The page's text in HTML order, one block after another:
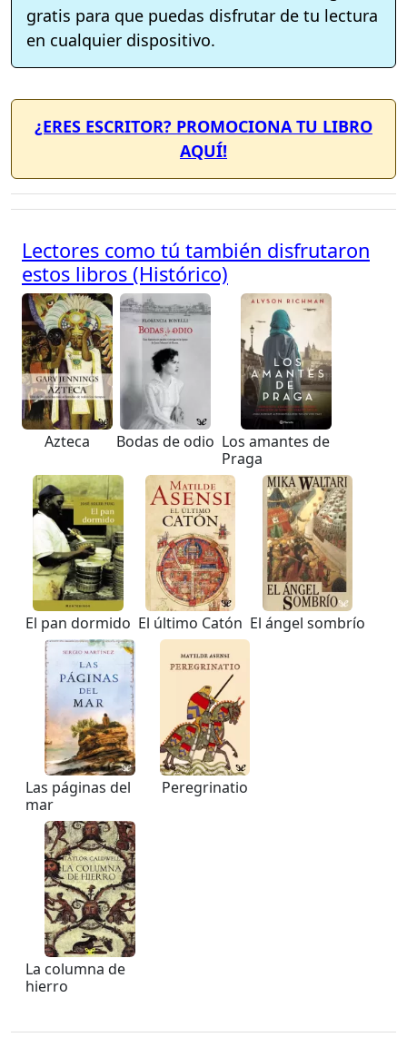
gratis para que puedas disfrutar de tu lectura
en cualquier dispositivo.
¿ERES ESCRITOR? PROMOCIONA TU LIBRO
AQUÍ!
Lectores como tú también disfrutaron
estos libros (Histórico)
Azteca Bodas de odio Los amantes de
Praga
El pan dormido El último Catón El ángel sombrío
Las páginas del
mar
Peregrinatio
La columna de
hierro